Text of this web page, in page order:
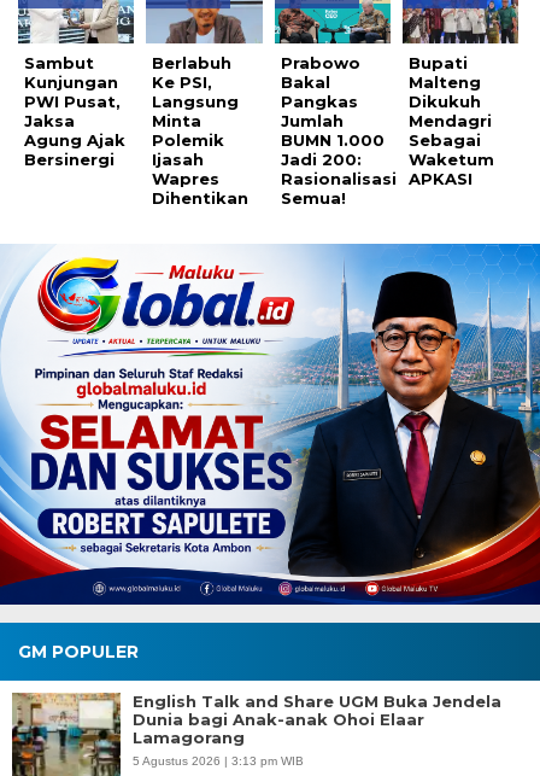
Sambut
Kunjungan
PWI Pusat,
Jaksa
Agung Ajak
Bersinergi
Berlabuh
Ke PSI,
Langsung
Minta
Polemik
Ijasah
Wapres
Dihentikan
Prabowo
Bakal
Pangkas
Jumlah
BUMN 1.000
Jadi 200:
Rasionalisasi
Semua!
Bupati
Malteng
Dikukuh
Mendagri
Sebagai
Waketum
APKASI
GM POPULER
English Talk and Share UGM Buka Jendela
Dunia bagi Anak-anak Ohoi Elaar
Lamagorang
5 Agustus 2026 | 3:13 pm WIB